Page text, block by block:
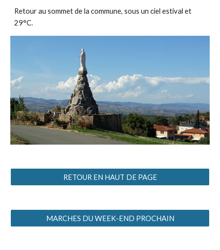
Retour au sommet de la commune, sous un ciel estival et
29°C.
RETOUR EN HAUT DE PAGE
MARCHES DU WEEK-END PROCHAIN